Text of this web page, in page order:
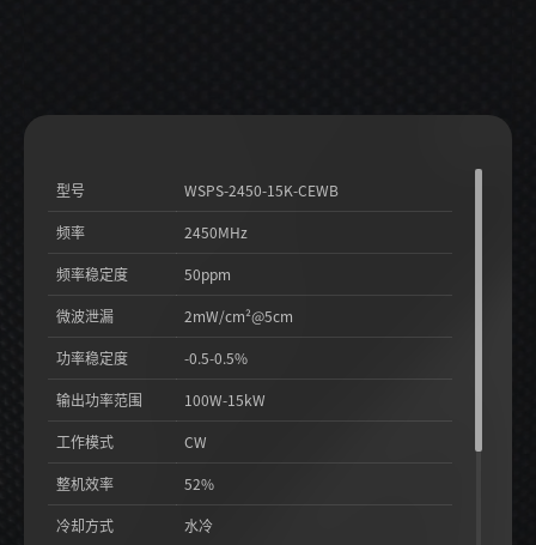
型号 WSPS-2450-15K-CEWB
频率 2450MHz
频率稳定度 50ppm
微波泄漏 2mW/cm²@5cm
功率稳定度 -0.5-0.5%
输出功率范围 100W-15kW
工作模式 CW
整机效率 52%
冷却方式 水冷